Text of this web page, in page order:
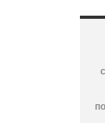
с
по